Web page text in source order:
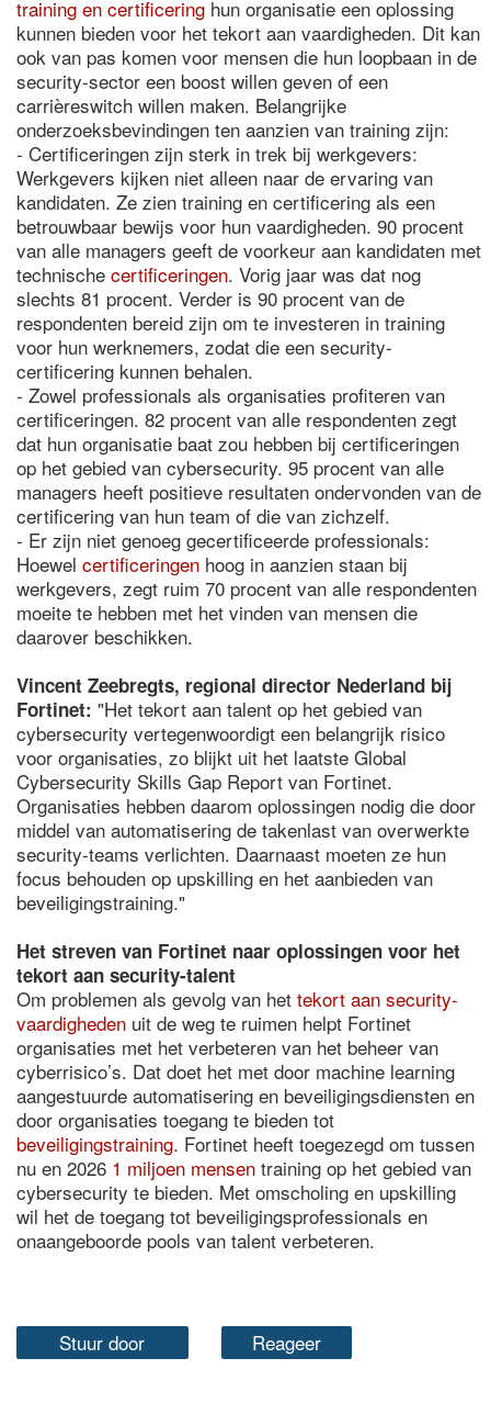
training en certificering hun organisatie een oplossing
kunnen bieden voor het tekort aan vaardigheden. Dit kan
ook van pas komen voor mensen die hun loopbaan in de
security-sector een boost willen geven of een
carrièreswitch willen maken. Belangrijke
onderzoeksbevindingen ten aanzien van training zijn:
- Certificeringen zijn sterk in trek bij werkgevers:
Werkgevers kijken niet alleen naar de ervaring van
kandidaten. Ze zien training en certificering als een
betrouwbaar bewijs voor hun vaardigheden. 90 procent
van alle managers geeft de voorkeur aan kandidaten met
technische certificeringen. Vorig jaar was dat nog
slechts 81 procent. Verder is 90 procent van de
respondenten bereid zijn om te investeren in training
voor hun werknemers, zodat die een security-
certificering kunnen behalen.
- Zowel professionals als organisaties profiteren van
certificeringen. 82 procent van alle respondenten zegt
dat hun organisatie baat zou hebben bij certificeringen
op het gebied van cybersecurity. 95 procent van alle
managers heeft positieve resultaten ondervonden van de
certificering van hun team of die van zichzelf.
- Er zijn niet genoeg gecertificeerde professionals:
Hoewel certificeringen hoog in aanzien staan bij
werkgevers, zegt ruim 70 procent van alle respondenten
moeite te hebben met het vinden van mensen die
daarover beschikken.
Vincent Zeebregts, regional director Nederland bij
Fortinet: "Het tekort aan talent op het gebied van
cybersecurity vertegenwoordigt een belangrijk risico
voor organisaties, zo blijkt uit het laatste Global
Cybersecurity Skills Gap Report van Fortinet.
Organisaties hebben daarom oplossingen nodig die door
middel van automatisering de takenlast van overwerkte
security-teams verlichten. Daarnaast moeten ze hun
focus behouden op upskilling en het aanbieden van
beveiligingstraining."
Het streven van Fortinet naar oplossingen voor het
tekort aan security-talent
Om problemen als gevolg van het tekort aan security-
vaardigheden uit de weg te ruimen helpt Fortinet
organisaties met het verbeteren van het beheer van
cyberrisico’s. Dat doet het met door machine learning
aangestuurde automatisering en beveiligingsdiensten en
door organisaties toegang te bieden tot
beveiligingstraining. Fortinet heeft toegezegd om tussen
nu en 2026 1 miljoen mensen training op het gebied van
cybersecurity te bieden. Met omscholing en upskilling
wil het de toegang tot beveiligingsprofessionals en
onaangeboorde pools van talent verbeteren.
Stuur door Reageer